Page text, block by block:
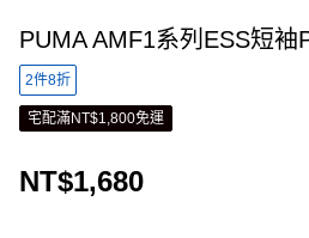
PUMA AMF1系列ESS短袖
2件8折
宅配滿NT$1,800免運
NT$1,680